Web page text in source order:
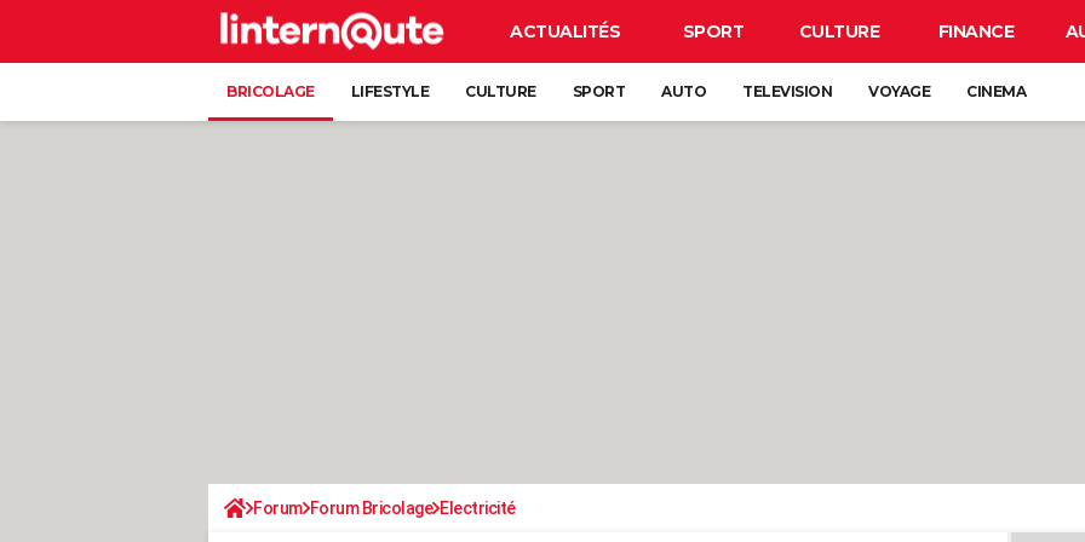
ACTUALITÉS SPORT CULTURE FINANCE
BRICOLAGE LIFESTYLE CULTURE SPORT AUTO TELEVISION VOYAGE CINEMA
Forum Forum Bricolage Electricité